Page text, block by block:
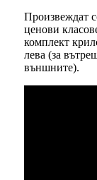
Произвеждат
ценови
комплект
лева (за
външните).